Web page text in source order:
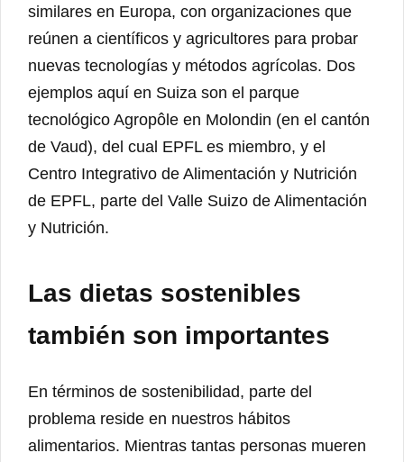
similares en Europa, con organizaciones que
reúnen a científicos y agricultores para probar
nuevas tecnologías y métodos agrícolas. Dos
ejemplos aquí en Suiza son el parque
tecnológico Agropôle en Molondin (en el cantón
de Vaud), del cual EPFL es miembro, y el
Centro Integrativo de Alimentación y Nutrición
de EPFL, parte del Valle Suizo de Alimentación
y Nutrición.
Las dietas sostenibles
también son importantes
En términos de sostenibilidad, parte del
problema reside en nuestros hábitos
alimentarios. Mientras tantas personas mueren